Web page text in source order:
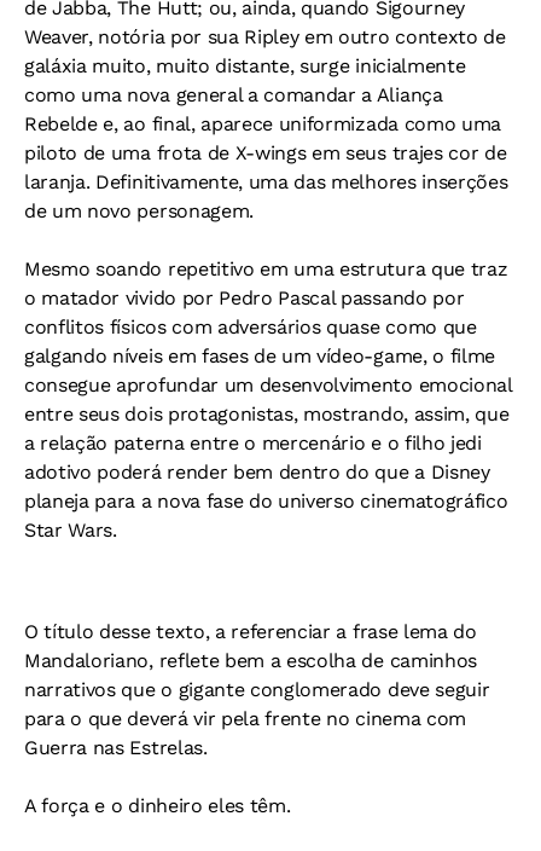
de Jabba, The Hutt; ou, ainda, quando Sigourney
Weaver, notória por sua Ripley em outro contexto de
galáxia muito, muito distante, surge inicialmente
como uma nova general a comandar a Aliança
Rebelde e, ao final, aparece uniformizada como uma
piloto de uma frota de X-wings em seus trajes cor de
laranja. Definitivamente, uma das melhores inserções
de um novo personagem.
Mesmo soando repetitivo em uma estrutura que traz
o matador vivido por Pedro Pascal passando por
conflitos físicos com adversários quase como que
galgando níveis em fases de um vídeo-game, o filme
consegue aprofundar um desenvolvimento emocional
entre seus dois protagonistas, mostrando, assim, que
a relação paterna entre o mercenário e o filho jedi
adotivo poderá render bem dentro do que a Disney
planeja para a nova fase do universo cinematográfico
Star Wars.
O título desse texto, a referenciar a frase lema do
Mandaloriano, reflete bem a escolha de caminhos
narrativos que o gigante conglomerado deve seguir
para o que deverá vir pela frente no cinema com
Guerra nas Estrelas.
A força e o dinheiro eles têm.